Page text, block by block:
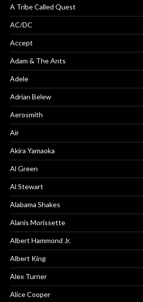
A Tribe Called Quest
AC/DC
Accept
Adam & The Ants
Adele
Adrian Belew
Aerosmith
Air
Akira Yamaoka
Al Green
Al Stewart
Alabama Shakes
Alanis Morissette
Albert Hammond Jr.
Albert King
Alex Turner
Alice Cooper